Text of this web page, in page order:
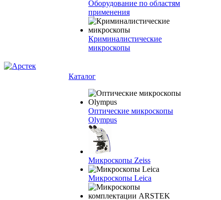
Оборудование по областям
применения
Криминалистические
микроскопы
Каталог
Оптические микроскопы
Olympus
Микроскопы Zeiss
Микроскопы Leica